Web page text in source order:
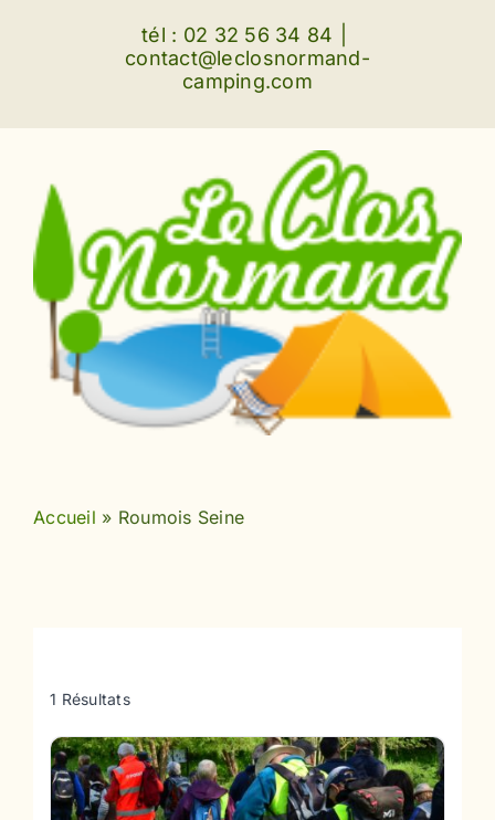
tél : 02 32 56 34 84
contact@leclosnormand-
camping.com
Accueil » Roumois Seine
1 Résultats